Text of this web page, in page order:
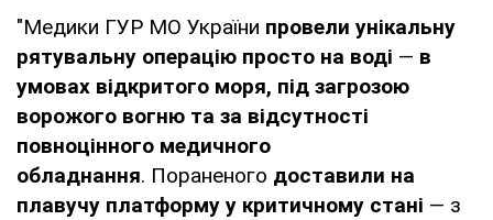
"Медики ГУР МО України провели унікальну
рятувальну операцію просто на воді — в
умовах відкритого моря, під загрозою
ворожого вогню та за відсутності
повноцінного медичного
обладнання. Пораненого доставили на
плавучу платформу у критичному стані — з